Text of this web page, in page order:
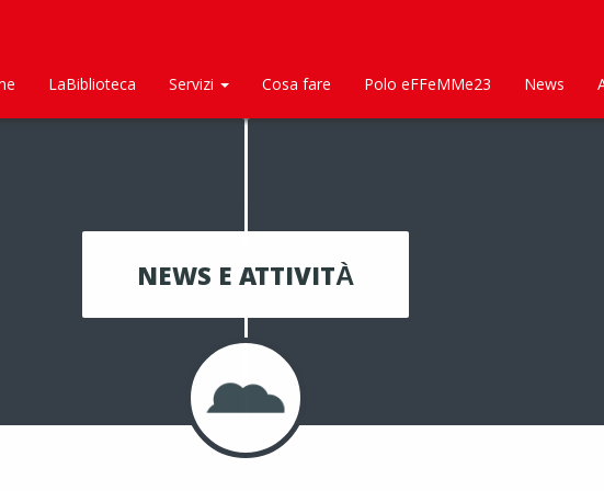
LaBiblioteca Servizi Cosa fare Polo eFFeMMe23 News
NEWS E ATTIVITÀ